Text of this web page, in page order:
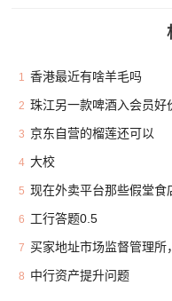
1 香港最近有啥羊毛吗
2 珠江另一款啤酒入会员好
3 京东自营的榴莲还可以
4 大校
5 现在外卖平台那些假堂食
6 工行答题0.5
7 买家地址市场监督管理
8 中行资产提升问题